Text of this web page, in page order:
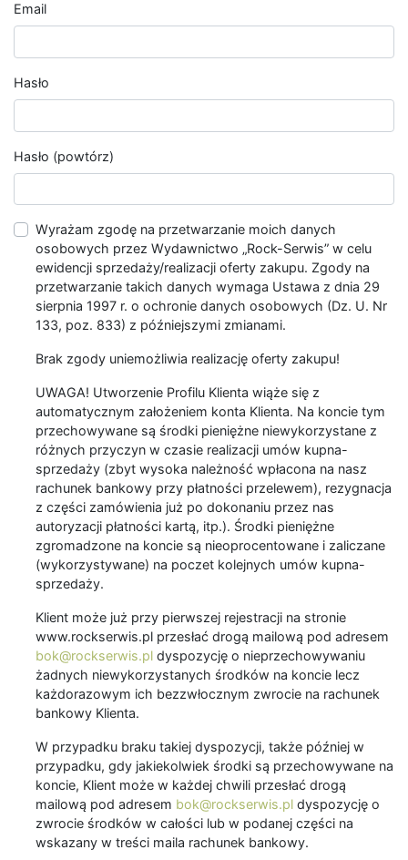
Email
Hasło
Hasło (powtórz)
Wyrażam zgodę na przetwarzanie moich danych
osobowych przez Wydawnictwo „Rock-Serwis” w celu
ewidencji sprzedaży/realizacji oferty zakupu. Zgody na
przetwarzanie takich danych wymaga Ustawa z dnia 29
sierpnia 1997 r. o ochronie danych osobowych (Dz. U. Nr
133, poz. 833) z późniejszymi zmianami.
Brak zgody uniemożliwia realizację oferty zakupu!
UWAGA! Utworzenie Profilu Klienta wiąże się z
automatycznym założeniem konta Klienta. Na koncie tym
przechowywane są środki pieniężne niewykorzystane z
różnych przyczyn w czasie realizacji umów kupna-
sprzedaży (zbyt wysoka należność wpłacona na nasz
rachunek bankowy przy płatności przelewem), rezygnacja
z części zamówienia już po dokonaniu przez nas
autoryzacji płatności kartą, itp.). Środki pieniężne
zgromadzone na koncie są nieoprocentowane i zaliczane
(wykorzystywane) na poczet kolejnych umów kupna-
sprzedaży.
Klient może już przy pierwszej rejestracji na stronie
www.rockserwis.pl przesłać drogą mailową pod adresem
bok@rockserwis.pl dyspozycję o nieprzechowywaniu
żadnych niewykorzystanych środków na koncie lecz
każdorazowym ich bezzwłocznym zwrocie na rachunek
bankowy Klienta.
W przypadku braku takiej dyspozycji, także później w
przypadku, gdy jakiekolwiek środki są przechowywane na
koncie, Klient może w każdej chwili przesłać drogą
mailową pod adresem bok@rockserwis.pl dyspozycję o
zwrocie środków w całości lub w podanej części na
wskazany w treści maila rachunek bankowy.